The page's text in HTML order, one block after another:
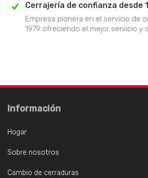
Cerrajería de confianza desde
Empresa pionera en el servicio de
1979 ofreciendo el mejor servicio y
Información
Hogar
Sobre nosotros
Cambio de cerraduras